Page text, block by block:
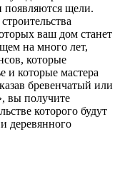
щели.
ваш дом станет
на много лет,
которые
и которые мастера
бревенчатый или
вы получите
которого будут
деревянного